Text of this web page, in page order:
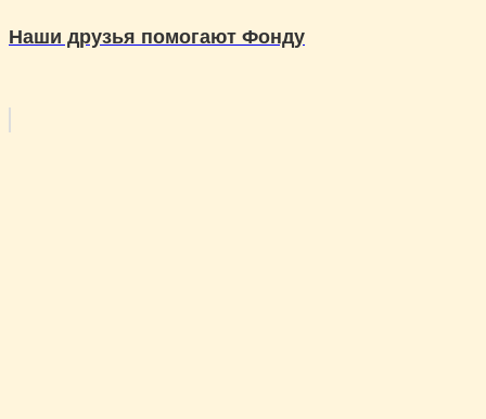
Наши друзья помогают Фонду